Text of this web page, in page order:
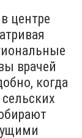
центре
врачей
когда